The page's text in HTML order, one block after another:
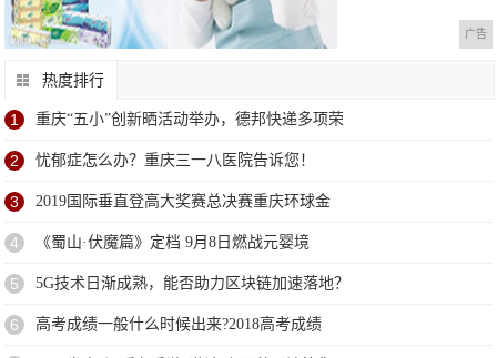
广告
热度排行
1 重庆“五小”创新晒活动举办，德邦快递多项荣
2 忧郁症怎么办？重庆三一八医院告诉您！
3 2019国际垂直登高大奖赛总决赛重庆环球金
4 《蜀山·伏魔篇》定档 9月8日燃战元婴境
5 5G技术日渐成熟，能否助力区块链加速落地？
6 高考成绩一般什么时候出来?2018高考成绩